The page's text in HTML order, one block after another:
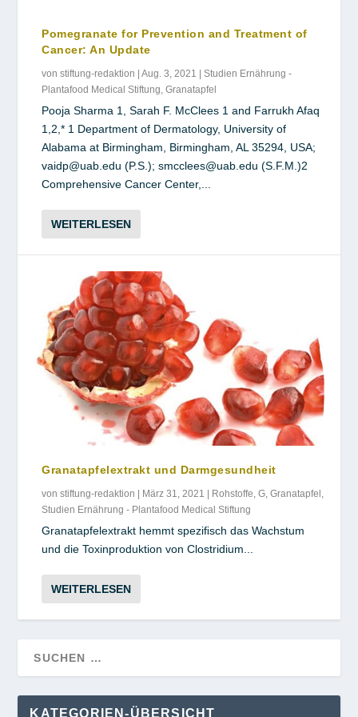
Pomegranate for Prevention and Treatment of
Cancer: An Update
vonstiftung-redaktion |Aug. 3, 2021 |Studien Ernährung -
Plantafood Medical Stiftung,Granatapfel
Pooja Sharma 1, Sarah F. McClees 1 and Farrukh Afaq
1,2,* 1 Department of Dermatology, University of
Alabama at Birmingham, Birmingham, AL 35294, USA;
vaidp@uab.edu (P.S.); smcclees@uab.edu (S.F.M.)2
Comprehensive Cancer Center,...
WEITERLESEN
Granatapfelextrakt und Darmgesundheit
vonstiftung-redaktion | März 31, 2021 | Rohstoffe ,G ,Granatapfel
Studien Ernährung - Plantafood Medical Stiftung
Granatapfelextrakt hemmt speziﬁsch das Wachstum
und die Toxinproduktion von Clostridium...
WEITERLESEN
KATEGORIEN-ÜBERSICHT